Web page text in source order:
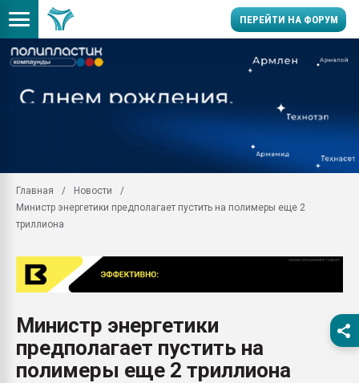
ПЕРЕЙТИ НА ФОРУМ
Вакуум-формовочные
ближайшее
28.07.2026
Всё, что касается
вакуумного
Продам отходы
поликарбоната и АБС-
Armaloy PC/ABS-1IM
Главная
Новости
Министр энергетики предполагает пустить на полимеры еще 2
триллиона
Министр энергетики
предполагает пустить на
полимеры еще 2 триллиона